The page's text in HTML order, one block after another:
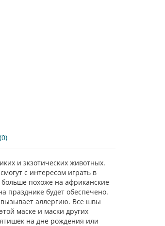
и экзотических животных.
с интересом играть в
похоже на африканские
празднике будет обеспечено.
вызывает аллергию. Все швы
маске и маски других
на дне рождения или